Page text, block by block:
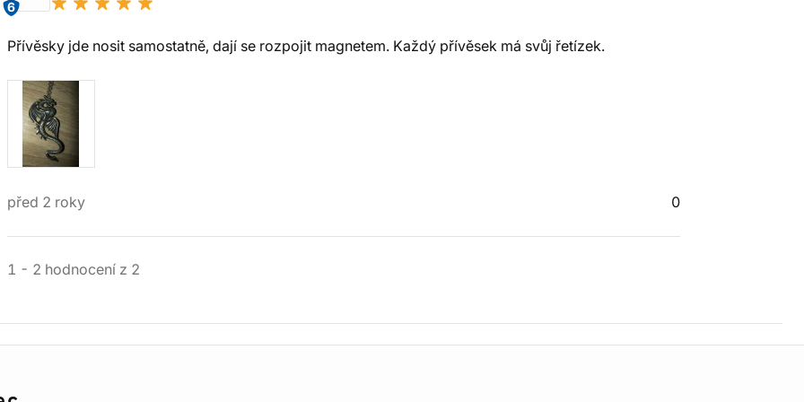
6
Přívěsky jde nosit samostatně, dají se rozpojit magnetem. Každý přívěsek má svůj řetízek.
před 2 roky 0
1 - 2 hodnocení z 2